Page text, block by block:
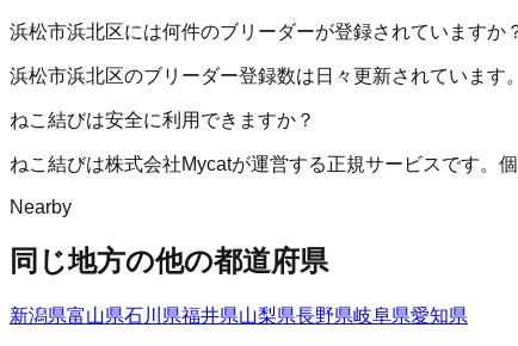
浜松市浜北区には何件のブリーダーが登録されていますか
浜松市浜北区のブリーダー登録数は日々更新されています
ねこ結びは安全に利用できますか？
ねこ結びは株式会社Mycatが運営する正規サービスです。
Nearby
同じ地方の他の都道府県
新潟県富山県石川県福井県山梨県長野県岐阜県愛知県